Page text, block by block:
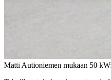
Matti Autioniemen mukaan 50